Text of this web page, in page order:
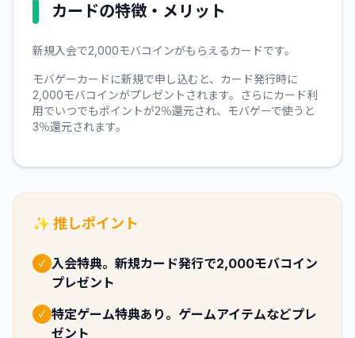
カードの特徴・メリット
新規入会で2,000モバコインがもらえるカードです。
モバゲーカードに新規で申し込むと、カード発行時に
2,000モバコインがプレゼントされます。さらにカード利
用でいつでもポイントが2％還元され、モバゲーで使うと
3％還元されます。
✨ 推しポイント
✓ 入会特典。新規カード発行で2,000モバコイン
プレゼント
✓ 特定ゲーム特典あり。ゲームアイテムなどプレ
ゼント